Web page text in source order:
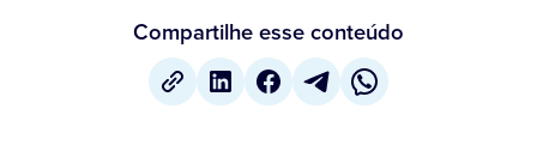
Compartilhe esse conteúdo